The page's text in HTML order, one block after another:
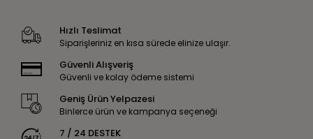
Hızlı Teslimat
Siparişleriniz en kısa sürede elinize ulaşır.
Güvenli Alışveriş
Güvenli ve kolay ödeme sistemi
Geniş Ürün Yelpazesi
Binlerce ürün ve kampanya seçeneği
7 / 24 DESTEK